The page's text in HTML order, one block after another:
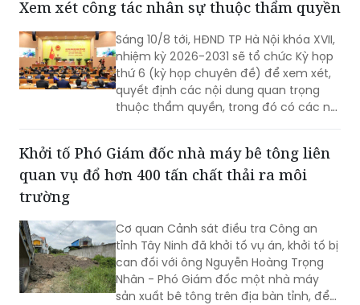
Xem xét công tác nhân sự thuộc thẩm quyền
Sáng 10/8 tới, HĐND TP Hà Nội khóa XVII,
nhiệm kỳ 2026-2031 sẽ tổ chức Kỳ họp
thứ 6 (kỳ họp chuyên đề) để xem xét,
quyết định các nội dung quan trọng
thuộc thẩm quyền, trong đó có các nội
Khởi tố Phó Giám đốc nhà máy bê tông liên
quan vụ đổ hơn 400 tấn chất thải ra môi
trường
Cơ quan Cảnh sát điều tra Công an
tỉnh Tây Ninh đã khởi tố vụ án, khởi tố bị
can đối với ông Nguyễn Hoàng Trọng
Nhân - Phó Giám đốc một nhà máy
sản xuất bê tông trên địa bàn tỉnh, để